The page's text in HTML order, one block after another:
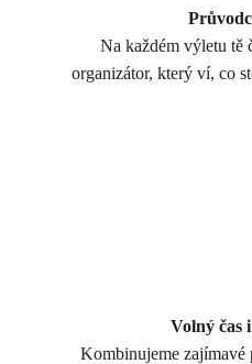
Na každém výletu tě
organizátor, který ví, co
Volný čas
Kombinujeme zajímavé